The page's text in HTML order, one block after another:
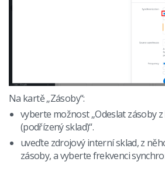
Na kartě „Zásoby“:
vyberte možnost „Odeslat zásoby
(podřízený sklad)“.
uveďte zdrojový interní sklad, z
zásoby, a vyberte frekvenci